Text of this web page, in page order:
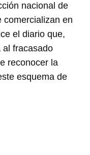
nacional de
comercializan en
el diario que,
al fracasado
reconocer la
esquema de